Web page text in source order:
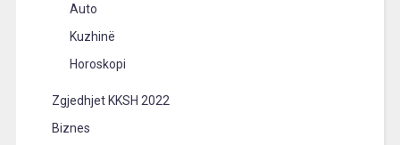
Auto
Kuzhinë
Horoskopi
Zgjedhjet KKSH 2022
Biznes